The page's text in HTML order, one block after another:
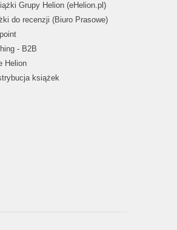
Grupy Helion (eHelion.pl)
do recenzji (Biuro Prasowe)
- B2B
Helion
książek